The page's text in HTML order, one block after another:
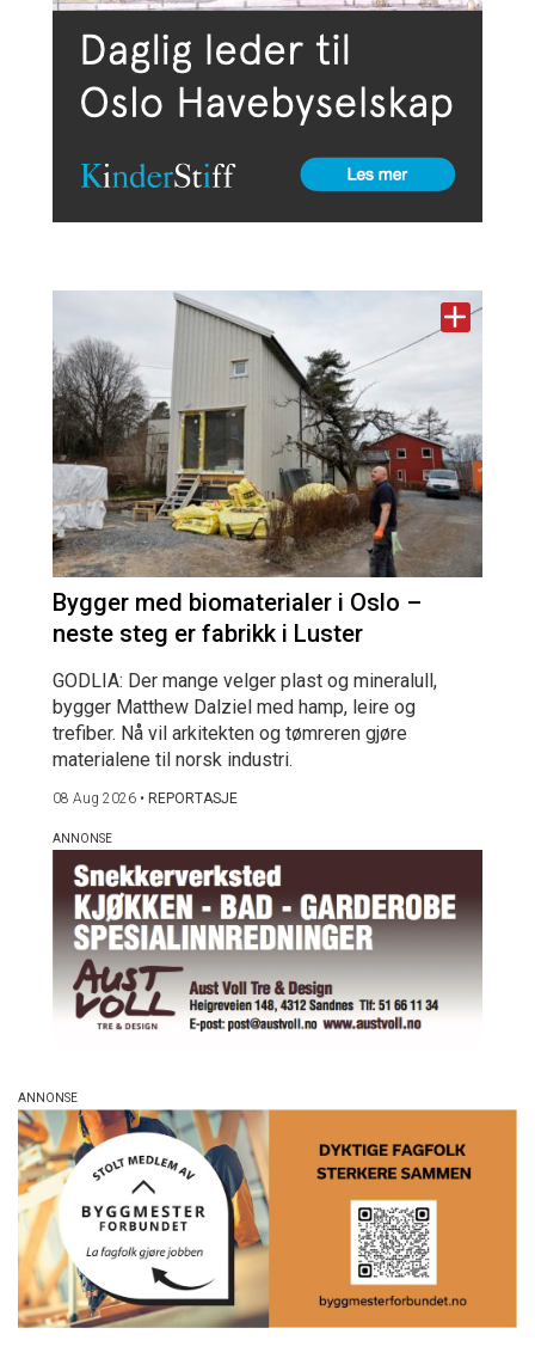
Bygger med biomaterialer i Oslo –
neste steg er fabrikk i Luster
GODLIA: Der mange velger plast og mineralull,
bygger Matthew Dalziel med hamp, leire og
trefiber. Nå vil arkitekten og tømreren gjøre
materialene til norsk industri.
08 Aug 2026 • REPORTASJE